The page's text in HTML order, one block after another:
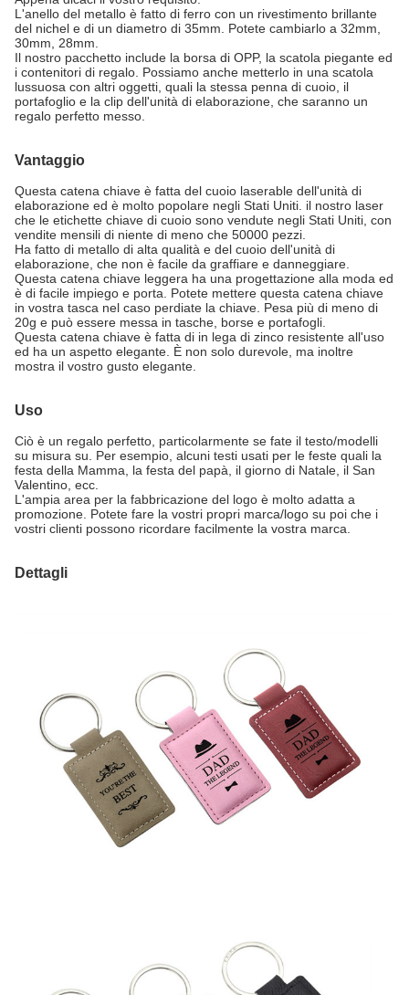
L'anello del metallo è fatto di ferro con un rivestimento brillante
del nichel e di un diametro di 35mm. Potete cambiarlo a 32mm,
30mm, 28mm.
Il nostro pacchetto include la borsa di OPP, la scatola piegante ed
i contenitori di regalo. Possiamo anche metterlo in una scatola
lussuosa con altri oggetti, quali la stessa penna di cuoio, il
portafoglio e la clip dell'unità di elaborazione, che saranno un
regalo perfetto messo.
Vantaggio
Questa catena chiave è fatta del cuoio laserable dell'unità di
elaborazione ed è molto popolare negli Stati Uniti. il nostro laser
che le etichette chiave di cuoio sono vendute negli Stati Uniti, con
vendite mensili di niente di meno che 50000 pezzi.
Ha fatto di metallo di alta qualità e del cuoio dell'unità di
elaborazione, che non è facile da graffiare e danneggiare.
Questa catena chiave leggera ha una progettazione alla moda ed
è di facile impiego e porta. Potete mettere questa catena chiave
in vostra tasca nel caso perdiate la chiave. Pesa più di meno di
20g e può essere messa in tasche, borse e portafogli.
Questa catena chiave è fatta di in lega di zinco resistente all'uso
ed ha un aspetto elegante. È non solo durevole, ma inoltre
mostra il vostro gusto elegante.
Uso
Ciò è un regalo perfetto, particolarmente se fate il testo/modelli
su misura su. Per esempio, alcuni testi usati per le feste quali la
festa della Mamma, la festa del papà, il giorno di Natale, il San
Valentino, ecc.
L'ampia area per la fabbricazione del logo è molto adatta a
promozione. Potete fare la vostri propri marca/logo su poi che i
vostri clienti possono ricordare facilmente la vostra marca.
Dettagli